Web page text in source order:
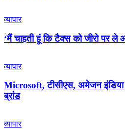
व्यापार
‘मैं चाहती हूं कि टैक्स को जीरो पर ले
व्यापार
Microsoft, टीसीएस, अमेजन
ब्रांड
व्यापार